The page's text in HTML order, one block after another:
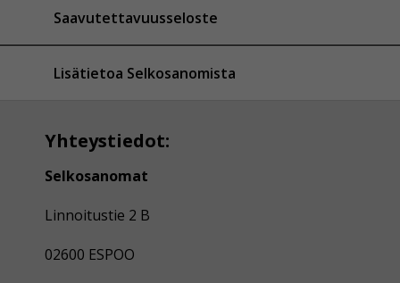
Saavutettavuusseloste
Lisätietoa Selkosanomista
Yhteystiedot:
Selkosanomat
Linnoitustie 2 B
02600 ESPOO